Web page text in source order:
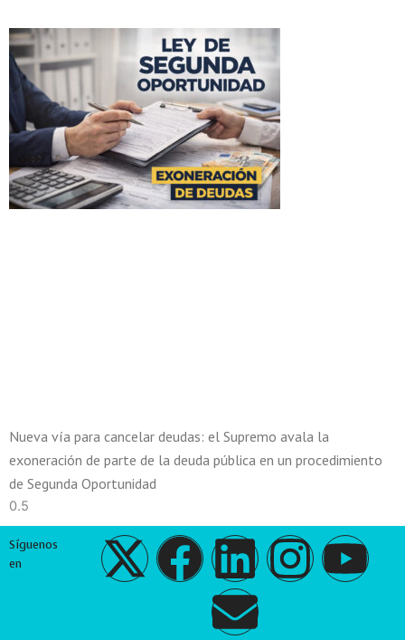
Nueva vía para cancelar deudas: el Supremo avala la
exoneración de parte de la deuda pública en un procedimiento
de Segunda Oportunidad
Síguenos
en
X F L
i
I
Y
E
n